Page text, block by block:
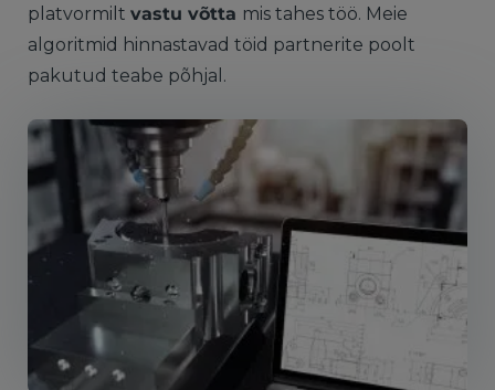
platvormilt vastu võtta mis tahes töö. Meie
algoritmid hinnastavad töid partnerite poolt
pakutud teabe põhjal.